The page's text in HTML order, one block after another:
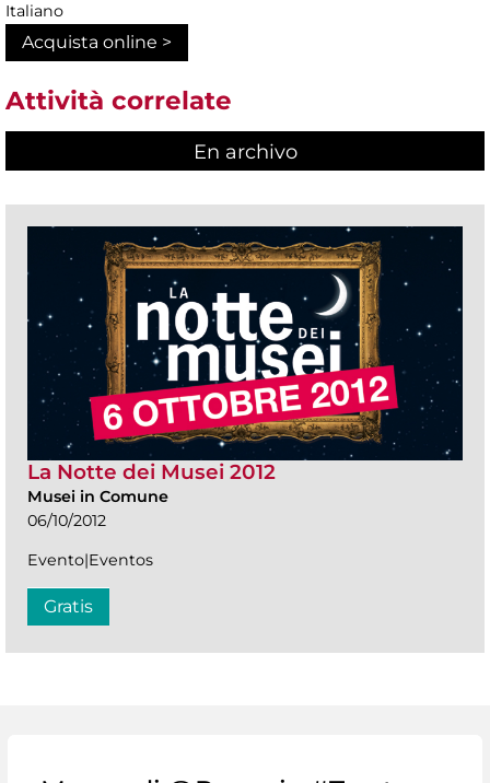
Italiano
Acquista online >
Attività correlate
En archivo
La Notte dei Musei 2012
Musei in Comune
06/10/2012
Evento|Eventos
Gratis